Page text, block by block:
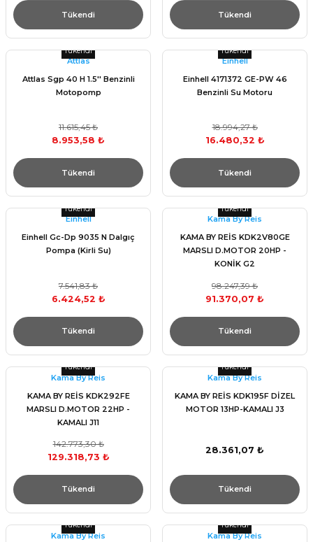
Tükendi Tükendi
Tükendi
Attlas
Attlas Sgp 40 H 1.5'' Benzinli
Motopomp
11.615,45 ₺
8.953,58 ₺
Tükendi
Tükendi
Einhell
Einhell 4171372 GE-PW 46
Benzinli Su Motoru
18.994,27 ₺
16.480,32 ₺
Tükendi
Tükendi
Einhell
Einhell Gc-Dp 9035 N Dalgıç
Pompa (Kirli Su)
7.541,83 ₺
6.424,52 ₺
Tükendi
Tükendi
Kama By Reis
KAMA BY REİS KDK2V80GE
MARSLI D.MOTOR 20HP -
KONİK G2
98.247,39 ₺
91.370,07 ₺
Tükendi
Tükendi
Kama By Reis
KAMA BY REİS KDK292FE
MARSLI D.MOTOR 22HP -
KAMALI J11
142.773,30 ₺
129.318,73 ₺
Tükendi
Tükendi
Kama By Reis
KAMA BY REİS KDK195F DİZEL
MOTOR 13HP-KAMALI J3
28.361,07 ₺
Tükendi
Tükendi
Kama By Reis
Tükendi
Kama By Reis